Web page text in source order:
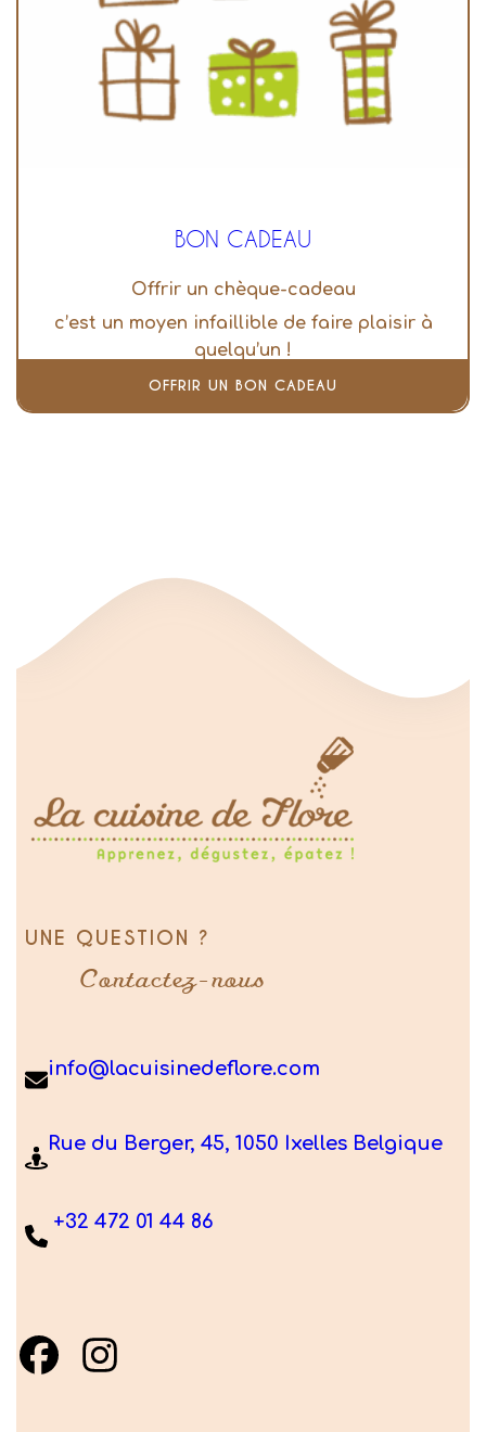
BON CADEAU
Offrir un chèque-cadeau
c’est un moyen infaillible de faire plaisir à
quelqu’un !
OFFRIR UN BON CADEAU
UNE QUESTION ?
Contactez-nous
info@lacuisinedeflore.com
Rue du Berger, 45, 1050 Ixelles Belgique
+32 472 01 44 86